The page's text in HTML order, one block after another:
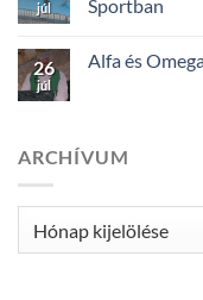
júl
Sportban
26
júl
Alfa és
ARCHÍVUM